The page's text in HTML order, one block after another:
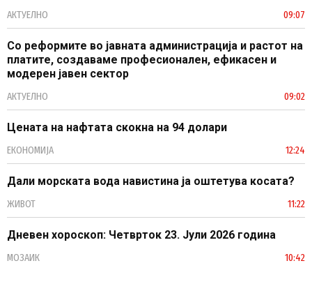
АКТУЕЛНО 09:07
Со реформите во јавната администрација и растот на
платите, создаваме професионален, ефикасен и
модерен јавен сектор
АКТУЕЛНО 09:02
Цената на нафтата скокна на 94 долари
ЕКОНОМИЈА 12:24
Дали морската вода навистина ја оштетува косата?
ЖИВОТ 11:22
Дневен хороскоп: Четврток 23. Јули 2026 година
МОЗАИК 10:42